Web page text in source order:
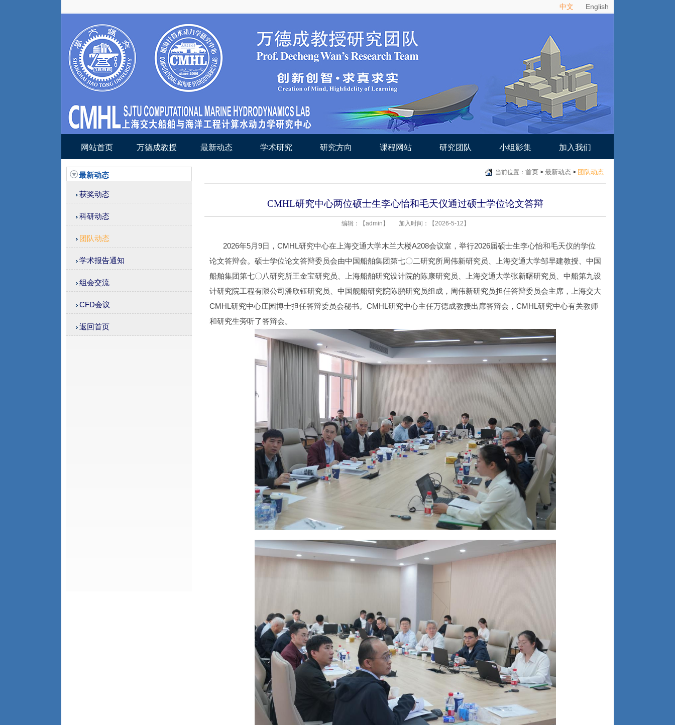
中文 English
网站首页 万德成教授 最新动态 学术研究 研究方向 课程网站 研究团队 小组影集 加入我们
最新动态
获奖动态
科研动态
团队动态
学术报告通知
组会交流
CFD会议
返回首页
当前位置： 首页 > 最新动态 > 团队动态
CMHL研究中心两位硕士生李心怡和毛天仪通过硕士学位论文答辩
编辑：【admin】 加入时间：【2026-5-12】
2026年5月9日，CMHL研究中心在上海交通大学木兰大楼A208会议室，举行2026届硕士生李心怡和毛天仪的学位
论文答辩会。硕士学位论文答辩委员会由中国船舶集团第七〇二研究所周伟新研究员、上海交通大学邹早建教授、中国
船舶集团第七〇八研究所王金宝研究员、上海船舶研究设计院的陈康研究员、上海交通大学张新曙研究员、中船第九设
计研究院工程有限公司潘欣钰研究员、中国舰船研究院陈鹏研究员组成，周伟新研究员担任答辩委员会主席，上海交大
CMHL研究中心庄园博士担任答辩委员会秘书。CMHL研究中心主任万德成教授出席答辩会，CMHL研究中心有关教师
和研究生旁听了答辩会。